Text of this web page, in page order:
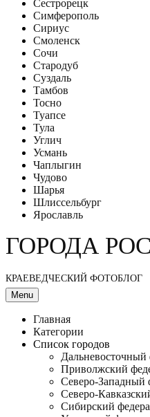
Сестрорецк
Симферополь
Сириус
Смоленск
Сочи
Стародуб
Суздаль
Тамбов
Тосно
Туапсе
Тула
Углич
Усмань
Чаплыгин
Чудово
Шарья
Шлиссельбург
Ярославль
ГОРОДА
КРАЕВЕДЧЕСКИЙ ФОТОБЛОГ
Menu
Главная
Категории
Список городов
Дальневосточный
Приволжский
Северо-Западный
Северо-
Сибирский